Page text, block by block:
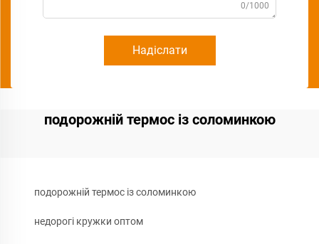
0/1000
Надіслати
подорожній термос із соломинкою
подорожній термос із соломинкою
недорогі кружки оптом